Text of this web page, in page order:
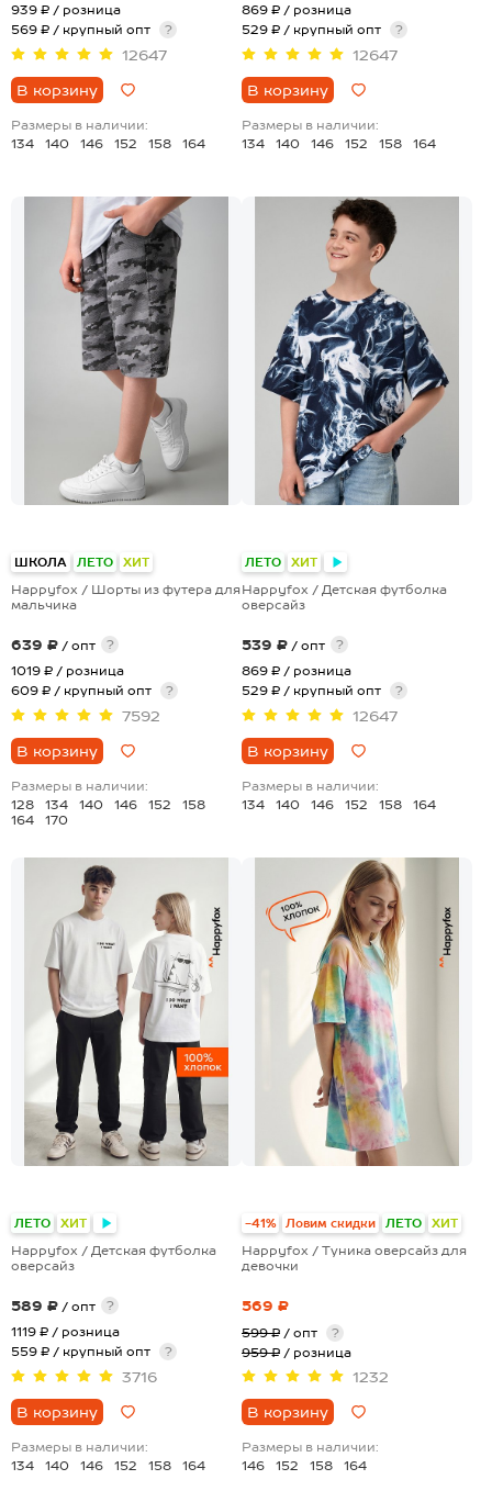
939 ₽ / розница
569 ₽ / крупный опт
?
12647
В корзину
Размеры в наличии:
134
140 146 152 158 164
869 ₽ / розница
529 ₽ / крупный опт
?
12647
В корзину
Размеры в наличии:
134
140 146 152 158 164
ШКОЛА ЛЕТО ХИТ
Happyfox / Шорты из футера для
мальчика
639 ₽ / опт
?
1019 ₽ / розница
609 ₽ / крупный опт
?
7592
В корзину
Размеры в наличии:
128
134 140 146 152
158
164
170
ЛЕТО ХИТ
Happyfox / Детская футболка
оверсайз
539 ₽ / опт
?
869 ₽ / розница
529 ₽ / крупный опт
?
12647
В корзину
Размеры в наличии:
134
140 146 152 158 164
ЛЕТО ХИТ
Happyfox / Детская футболка
оверсайз
589 ₽ / опт
?
1119 ₽ / розница
559 ₽ / крупный опт
?
3716
В корзину
Размеры в наличии:
134
140 146 152 158 164
-41% Ловим скидки ЛЕТО ХИТ
Happyfox / Туника оверсайз для
девочки
569 ₽
599 ₽ / опт
?
959 ₽ / розница
1232
В корзину
Размеры в наличии:
146
152 158 164